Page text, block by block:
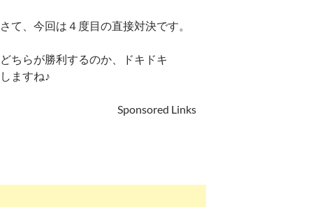
さて、今回は４度目の直接対決です。
どちらが勝利するのか、ドキドキ
しますね♪
Sponsored Links